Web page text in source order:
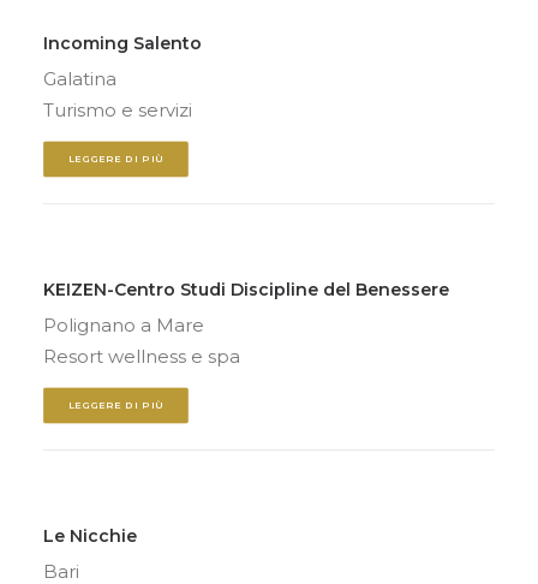
Incoming Salento
Galatina
Turismo e servizi
LEGGERE DI PIÙ
KEIZEN-Centro Studi Discipline del Benessere
Polignano a Mare
Resort wellness e spa
LEGGERE DI PIÙ
Le Nicchie
Bari